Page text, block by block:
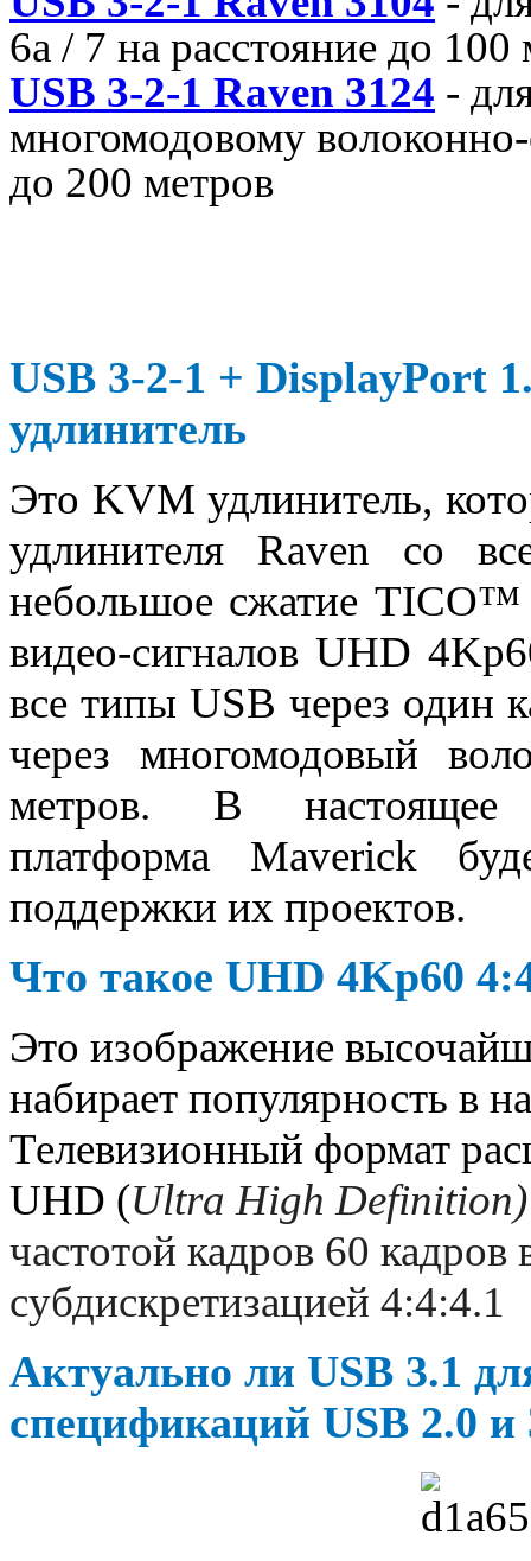
6a / 7 на расстояние до 100
USB 3-2-1 Raven 3124 -
многомодовому
до 200 метров
USB 3-2-1 + DisplayPort
удлинитель
Это KVM удлинитель,
удлинителя Raven со
небольшое сжатие TICO™
видео-сигналов UHD
все типы USB через один
через многомодовый
метров. В настоящее
платформа Maverick
поддержки их проектов.
Что такое UHD 4Kp60
Это изображение
набирает популярность в
Телевизионный формат
UHD (Ultra High
частотой кадров 60 кадров
субдискретизацией 4:4:4.1
Актуально ли USB 3.1
спецификаций USB 2.0 и